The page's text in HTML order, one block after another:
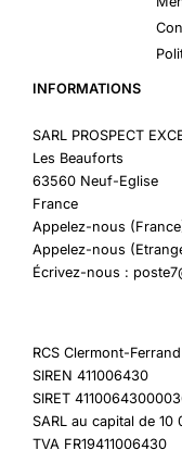
INFORMATIONS
SARL PROSPECT
Les Beauforts
63560 Neuf-Eglise
France
Appelez-nous
Appelez-nous
Écrivez-nous :
RCS Clermont-
SIREN 411006430
SIRET
SARL au capital de 10
TVA FR19411006430